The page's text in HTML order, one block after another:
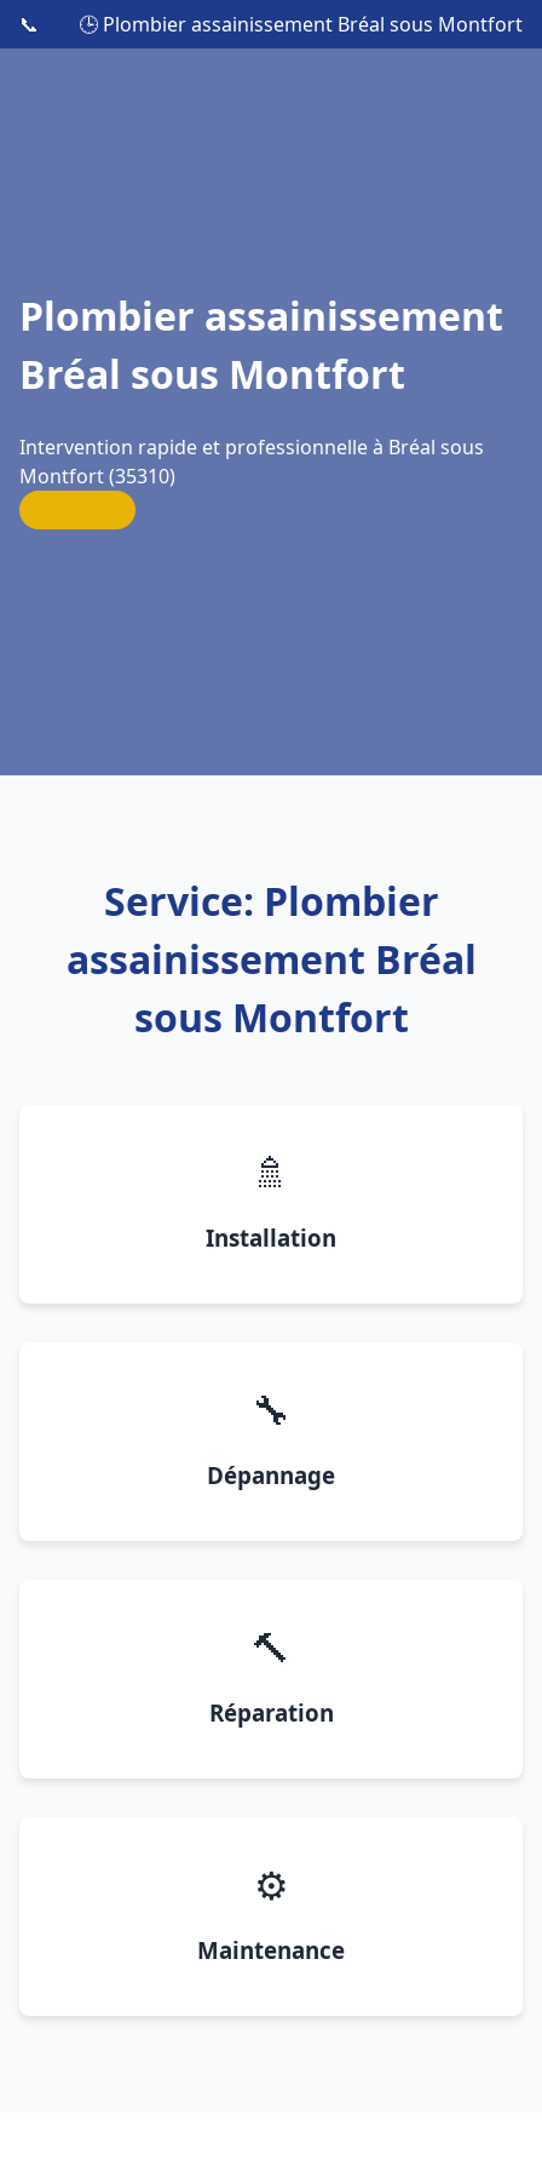
📞 🕒 Plombier assainissement Bréal sous Montfort
Plombier assainissement
Bréal sous Montfort
Intervention rapide et professionnelle à Bréal sous
Montfort (35310)
Service: Plombier
assainissement Bréal
sous Montfort
🚿
Installation
🔧
Dépannage
🔨
Réparation
⚙️
Maintenance